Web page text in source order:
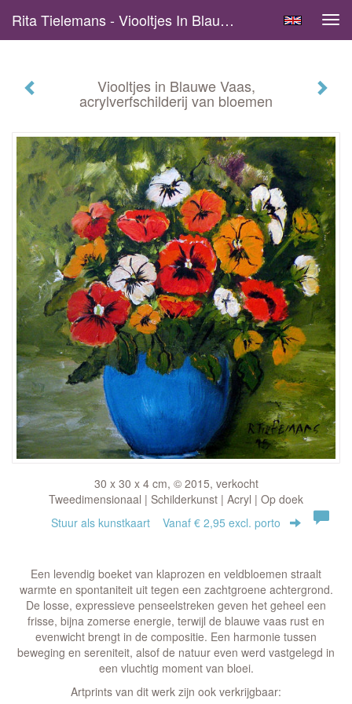
Rita Tielemans - Viooltjes In Blauwe Vaas, Acrylverfschilderij Van Bloemen
Viooltjes in Blauwe Vaas,
acrylverfschilderij van bloemen
30 x 30 x 4 cm, © 2015, verkocht
Tweedimensionaal | Schilderkunst | Acryl | Op doek
Stuur als kunstkaart Vanaf € 2,95 excl. porto
Een levendig boeket van klaprozen en veldbloemen straalt
warmte en spontaniteit uit tegen een zachtgroene achtergrond.
De losse, expressieve penseelstreken geven het geheel een
frisse, bijna zomerse energie, terwijl de blauwe vaas rust en
evenwicht brengt in de compositie. Een harmonie tussen
beweging en sereniteit, alsof de natuur even werd vastgelegd in
een vluchtig moment van bloei.
Artprints van dit werk zijn ook verkrijgbaar: